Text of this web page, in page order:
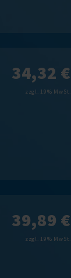
34,32 €
zzgl. 19% MwSt.
39,89 €
zzgl. 19% MwSt.